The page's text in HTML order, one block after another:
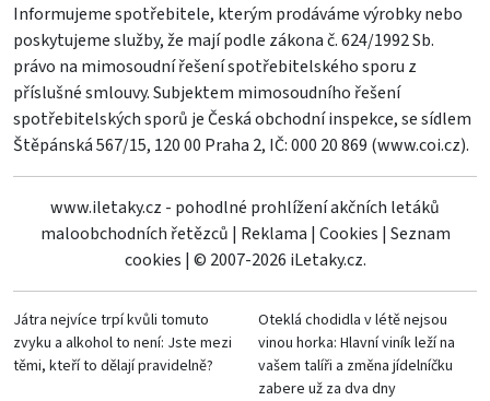
Informujeme spotřebitele, kterým prodáváme výrobky nebo
poskytujeme služby, že mají podle zákona č. 624/1992 Sb.
právo na mimosoudní řešení spotřebitelského sporu z
příslušné smlouvy. Subjektem mimosoudního řešení
spotřebitelských sporů je Česká obchodní inspekce, se sídlem
Štěpánská 567/15, 120 00 Praha 2, IČ: 000 20 869 (www.coi.cz).
www.iletaky.cz - pohodlné prohlížení akčních letáků
maloobchodních řetězců | Reklama | Cookies | Seznam
cookies | © 2007-2026 iLetaky.cz.
Játra nejvíce trpí kvůli tomuto
zvyku a alkohol to není: Jste mezi
těmi, kteří to dělají pravidelně?
Oteklá chodidla v létě nejsou
vinou horka: Hlavní viník leží na
vašem talíři a změna jídelníčku
zabere už za dva dny